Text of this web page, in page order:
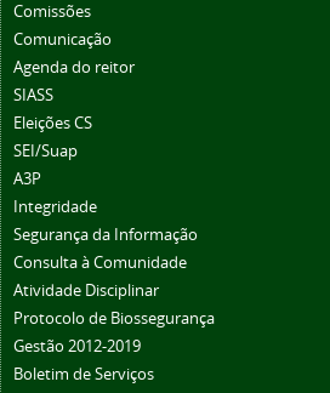
Comissões
Comunicação
Agenda do reitor
SIASS
Eleições CS
SEI/Suap
A3P
Integridade
Segurança da Informação
Consulta à Comunidade
Atividade Disciplinar
Protocolo de Biossegurança
Gestão 2012-2019
Boletim de Serviços